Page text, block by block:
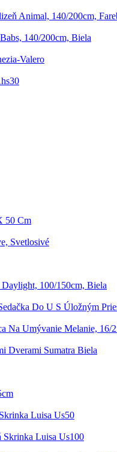
Animal, 140/200cm,
140/200cm, Biela
Valero
50 Cm
Svetlosivé
100/150cm, Biela
Do U S Úložným
Na Umývanie Melanie, 16/
Dverami Sumatra Biela
Luisa Us50
Skrinka Luisa Us100